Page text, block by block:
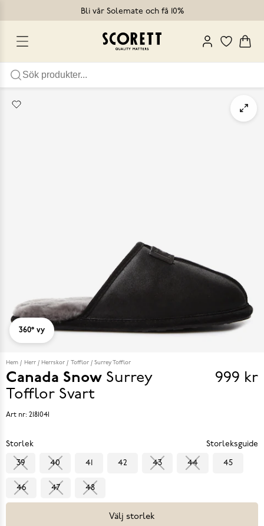
Bli vår Solemate och få 10%
360° vy
Hem Herr Herrskor Tofflor Surrey Tofflor
Canada Snow Surrey
Tofflor Svart
Pris
999 kr
Art nr: 2181041
Storlek Storleksguide
39 40 41 42 43 44 45
46 47 48
Välj storlek